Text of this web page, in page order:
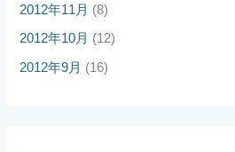
2012年11月 (8)
2012年10月 (12)
2012年9月 (16)